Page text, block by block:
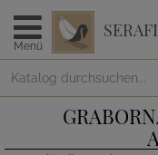
Menü